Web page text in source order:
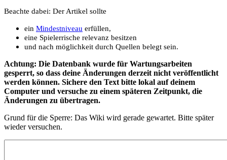
Beachte dabei: Der Artikel sollte
ein Mindestniveau erfüllen,
eine Spielerrische relevanz besitzen
und nach möglichkeit durch Quellen belegt sein.
Achtung: Die Datenbank wurde für Wartungsarbeiten
gesperrt, so dass deine Änderungen derzeit nicht veröffentlicht
werden können. Sichere den Text bitte lokal auf deinem
Computer und versuche zu einem späteren Zeitpunkt, die
Änderungen zu übertragen.
Grund für die Sperre: Das Wiki wird gerade gewartet. Bitte später
wieder versuchen.